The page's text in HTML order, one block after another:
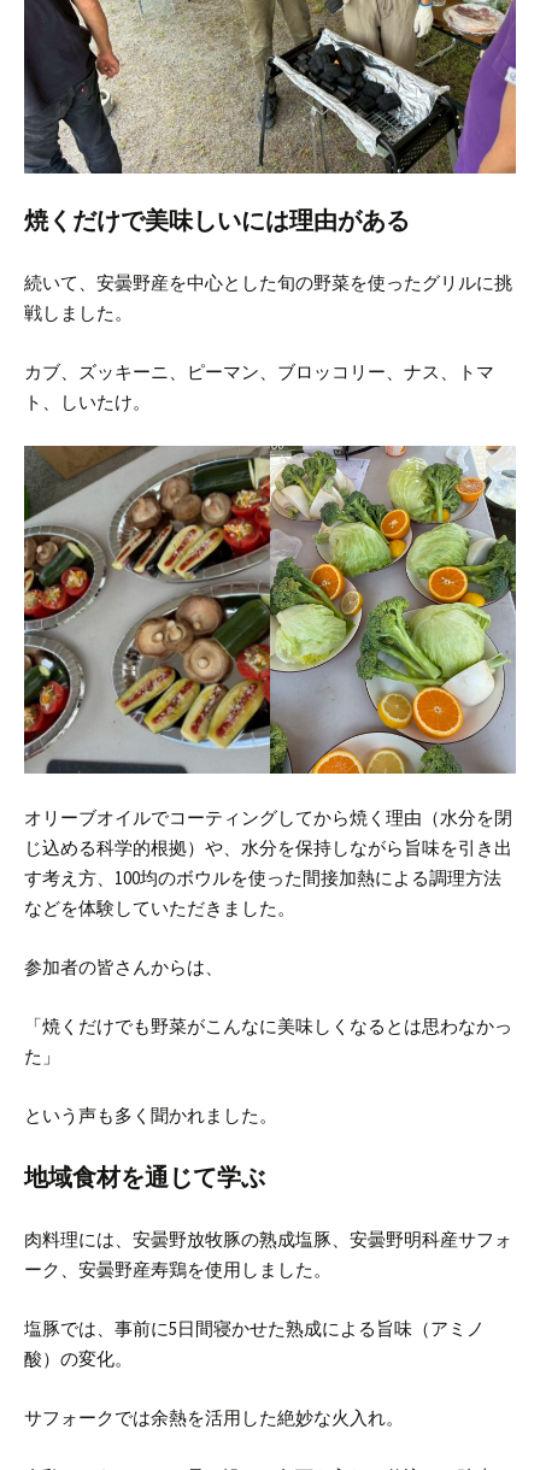
焼くだけで美味しいには理由がある
続いて、安曇野産を中心とした旬の野菜を使ったグリルに挑
戦しました。
カブ、ズッキーニ、ピーマン、ブロッコリー、ナス、トマ
ト、しいたけ。
オリーブオイルでコーティングしてから焼く理由（水分を閉
じ込める科学的根拠）や、水分を保持しながら旨味を引き出
す考え方、100均のボウルを使った間接加熱による調理方法
などを体験していただきました。
参加者の皆さんからは、
「焼くだけでも野菜がこんなに美味しくなるとは思わなかっ
た」
という声も多く聞かれました。
地域食材を通じて学ぶ
肉料理には、安曇野放牧豚の熟成塩豚、安曇野明科産サフォ
ーク、安曇野産寿鶏を使用しました。
塩豚では、事前に5日間寝かせた熟成による旨味（アミノ
酸）の変化。
サフォークでは余熱を活用した絶妙な火入れ。